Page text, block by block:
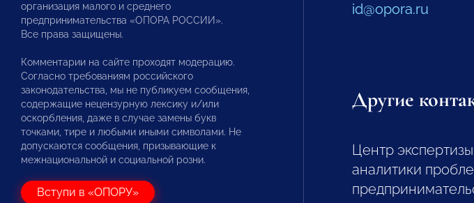
организация малого и среднего
предпринимательства «ОПОРА РОССИИ».
Все права защищены.
Комментарии на сайте проходят модерацию.
Согласно требованиям российского
законодательства, мы не публикуем сообщения,
содержащие нецензурную лексику и/или
оскорбления, даже в случае замены букв
точками, тире и любыми иными символами. Не
допускаются сообщения, призывающие к
межнациональной и социальной розни.
Вступи в «ОПОРУ»
id@opora.ru
Другие
Центр
аналитики